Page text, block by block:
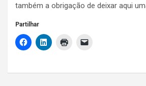
também a obrigação de deixar aqui
Partilhar